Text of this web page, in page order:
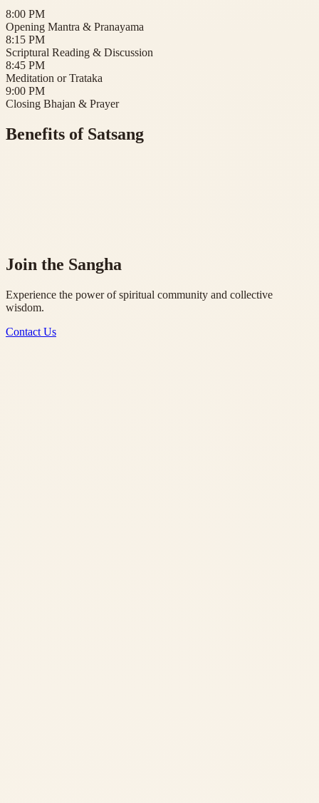
8:00 PM
Opening Mantra & Pranayama
8:15 PM
Scriptural Reading & Discussion
8:45 PM
Meditation or Trataka
9:00 PM
Closing Bhajan & Prayer
Benefits of Satsang
Join the Sangha
Experience the power of spiritual community and collective
wisdom.
Contact Us